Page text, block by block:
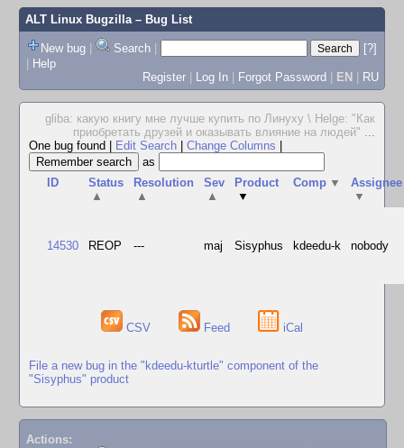
ALT Linux Bugzilla– Bug List
New bug | Search |
[?]
| Help
Register | Log In | Forgot Password | EN | RU
gliba: какую книгу мне лучше купить по Линуху \ Helge: "Как
приобретать друзей и оказывать влияние на людей" ...
One bug found
Edit Search Change Columns
as
ID
Status
▲
Resolution
▲
Sev
▲
Product
▼
Comp ▼
Assignee
▼
14530 REOP --- maj Sisyphus kdeedu-k nobody
CSV Feed iCal
File a new bug in the "kdeedu-kturtle" component of the
"Sisyphus" product
Actions: